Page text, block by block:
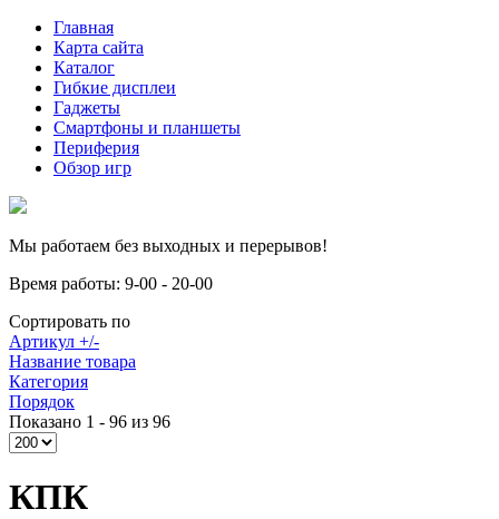
Главная
Карта сайта
Каталог
Гибкие дисплеи
Гаджеты
Смартфоны и планшеты
Периферия
Обзор игр
Мы работаем без выходных и перерывов!
Время работы: 9-00 - 20-00
Сортировать по
Артикул +/-
Название товара
Категория
Порядок
Показано 1 - 96 из 96
КПК